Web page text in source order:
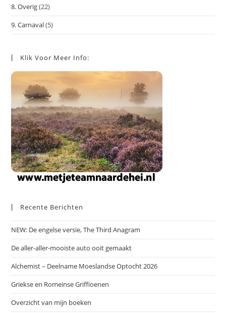
8. Overig(22)
9. Carnaval(5)
Klik Voor Meer Info:
Recente Berichten
NEW: De engelse versie, The Third Anagram
De aller-aller-mooiste auto ooit gemaakt
Alchemist – Deelname Moeslandse Optocht 2026
Griekse en Romeinse Griffioenen
Overzicht van mijn boeken